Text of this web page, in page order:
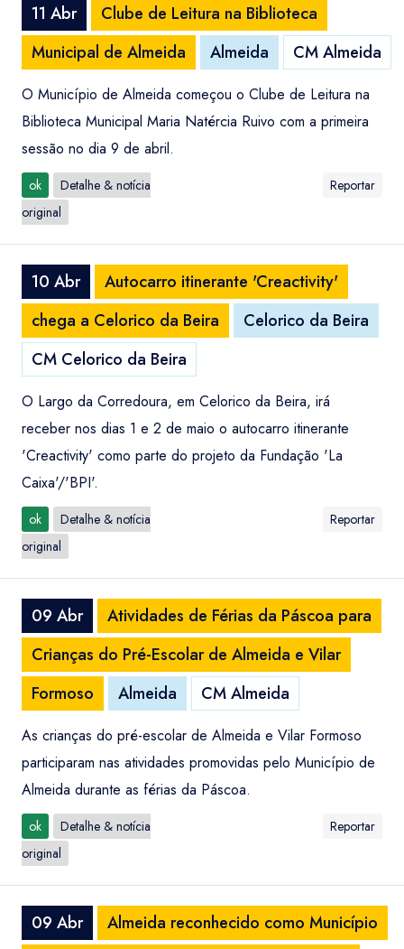
11 Abr
Clube de Leitura na Biblioteca
Municipal de Almeida
Almeida CM Almeida
O Município de Almeida começou o Clube de Leitura na
Biblioteca Municipal Maria Natércia Ruivo com a primeira
sessão no dia 9 de abril.
ok
Detalhe & notícia
original
Reportar
10 Abr
Autocarro itinerante 'Creactivity'
chega a Celorico da Beira
Celorico da Beira
CM Celorico da Beira
O Largo da Corredoura, em Celorico da Beira, irá
receber nos dias 1 e 2 de maio o autocarro itinerante
'Creactivity' como parte do projeto da Fundação 'La
Caixa'/'BPI'.
ok
Detalhe & notícia
original
Reportar
09 Abr
Atividades de Férias da Páscoa para
Crianças do Pré-Escolar de Almeida e Vilar
Formoso
Almeida CM Almeida
As crianças do pré-escolar de Almeida e Vilar Formoso
participaram nas atividades promovidas pelo Município de
Almeida durante as férias da Páscoa.
ok
Detalhe & notícia
original
Reportar
09 Abr
Almeida reconhecido como Município